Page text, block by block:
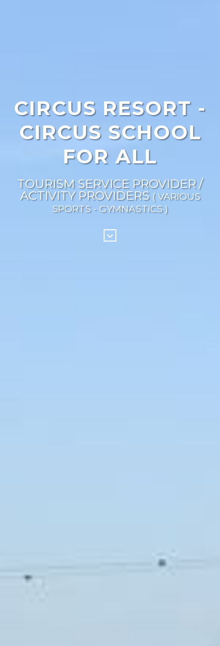
CIRCUS RESORT -
CIRCUS SCHOOL
FOR ALL
TOURISM SERVICE PROVIDER /
ACTIVITY PROVIDERS ( VARIOUS
SPORTS - GYMNASTICS )